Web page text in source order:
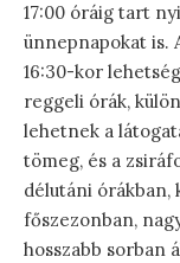
17:00 óráig tart
ünnepnapokat is.
16:30-kor
reggeli órák,
lehetnek a
tömeg, és a
délutáni órákban,
főszezonban,
hosszabb sorban